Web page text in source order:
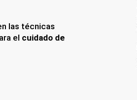
las técnicas
el cuidado de